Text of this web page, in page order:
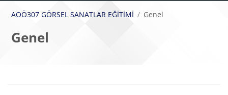
AOÖ307 GÖRSEL SANATLAR EĞİTİMİ Genel
Genel
Bloklar
Bölüm anahatları